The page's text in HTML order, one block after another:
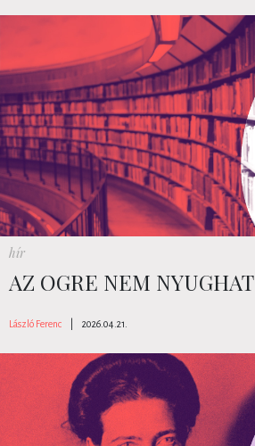
hír
AZ OGRE NEM NYUGHAT
László Ferenc 2026.04.21.